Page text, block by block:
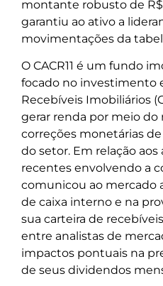
montante robusto de R$
garantiu ao ativo a
movimentações da
O CACR11 é um fundo
focado no investimento
Recebíveis Imobiliários
gerar renda por meio
correções monetárias
do setor. Em relação
recentes envolvendo a
comunicou ao mercado
de caixa interno e na
sua carteira de
entre analistas de
impactos pontuais na
de seus dividendos